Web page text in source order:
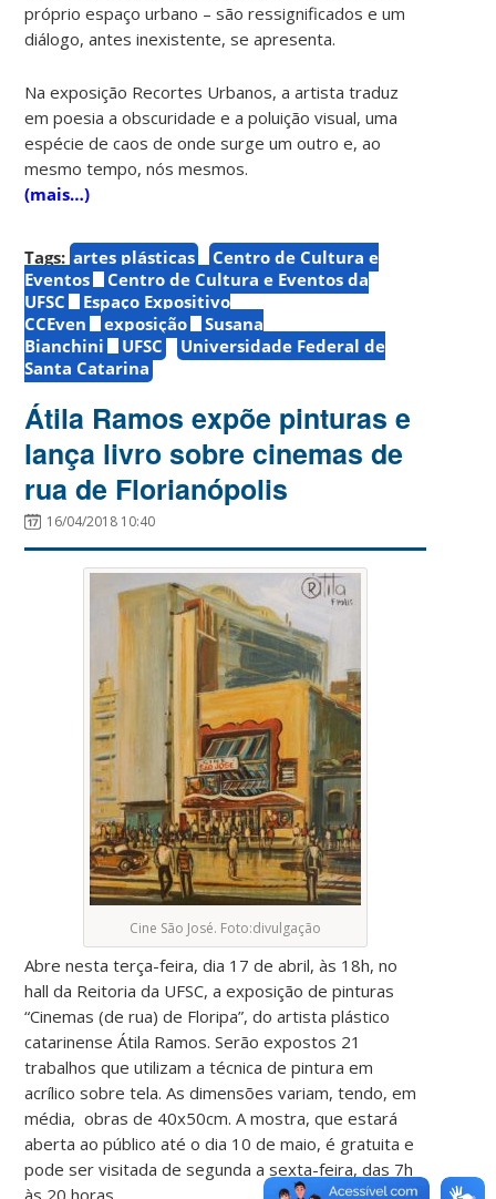
próprio espaço urbano – são ressignificados e um
diálogo, antes inexistente, se apresenta.
Na exposição Recortes Urbanos, a artista traduz
em poesia a obscuridade e a poluição visual, uma
espécie de caos de onde surge um outro e, ao
mesmo tempo, nós mesmos.
(mais…)
Tags: artes plásticas
Centro de Cultura e
Eventos
Centro de Cultura e Eventos da
UFSC
Espaço Expositivo
CCEven
exposição
Susana
Bianchini
UFSC
Universidade Federal de
Santa Catarina
Átila Ramos expõe pinturas e
lança livro sobre cinemas de
rua de Florianópolis
16/04/2018 10:40
Cine São José. Foto:divulgação
Abre nesta terça-feira, dia 17 de abril, às 18h, no
hall da Reitoria da UFSC, a exposição de pinturas
“Cinemas (de rua) de Floripa”, do artista plástico
catarinense Átila Ramos. Serão expostos 21
trabalhos que utilizam a técnica de pintura em
acrílico sobre tela. As dimensões variam, tendo, em
média, obras de 40x50cm. A mostra, que estará
aberta ao público até o dia 10 de maio, é gratuita e
pode ser visitada de segunda a sexta-feira, das 7h
às 20 horas.